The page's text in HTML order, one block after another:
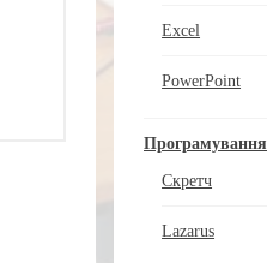
Excel
PowerPoint
Програмування
Скретч
Lazarus